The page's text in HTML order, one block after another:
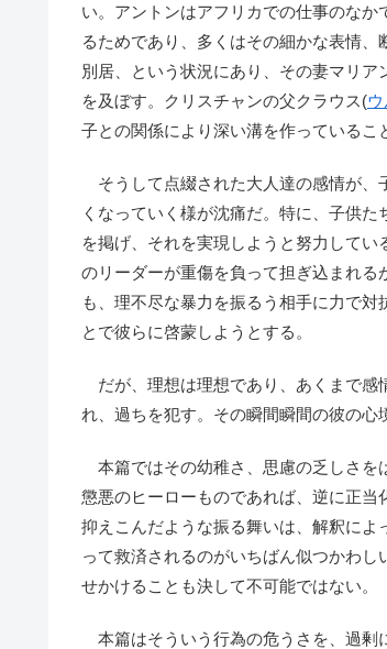
い。アントンはアフリカでの仕事のな
るためであり、多くはその細かな表情
別居、という状況にあり、その妻マリ
を及ぼす。クリスチャンの父クラウス(ウ
子との関係により深い溝を作っているこ
そうして点綴された大人達の感情が、
くなっていく様が沈痛だ。特に、子供
を掲げ、それを実現しようと努力して
のリーダーが重傷を負って担ぎ込まれ
も、理不尽な暴力を振るう相手に力で
とで彼らに啓蒙しようとする。
だが、理想は理想であり、あくまで感
れ、過ちを犯す。その瞬間瞬間の彼の心
本篇ではその幼稚さ、思慮の乏しさを
懲悪のヒーローものであれば、逆に正
抑えこんだような振る舞いは、解釈に
って救済されるのがいちばん似つかわ
せかけることも決して不可能ではない。
本篇はそういう行為の危うさを、過剰